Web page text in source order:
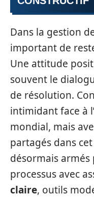
Dans la gestion
important de
Une attitude
souvent le
de résolution.
intimidant face à
mondial, mais
partagés dans
désormais
processus avec
claire, outils